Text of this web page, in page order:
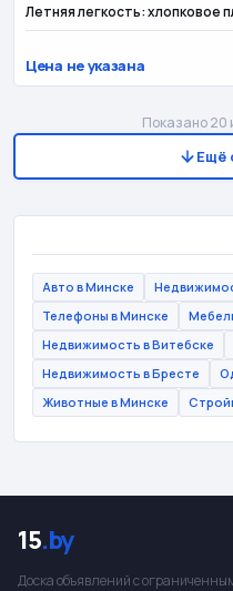
Летняя легкость: хлопковое
Цена не указана
Показано 20
Ещё
Авто в Минске
Телефоны в Минске
Недвижимость в Витебске
Недвижимость в Бресте
Животные в Минске
15.by
Доска объявлений с